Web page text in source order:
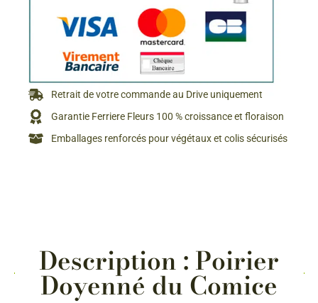
Retrait de votre commande au Drive uniquement
Garantie Ferriere Fleurs 100 % croissance et floraison
Emballages renforcés pour végétaux et colis sécurisés
Description : Poirier
Doyenné du Comice